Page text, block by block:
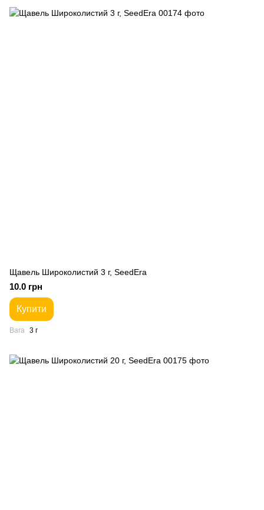
Щавель Широколистий 3 г, SeedEra
10.0 грн
Купити
Вага 3 г